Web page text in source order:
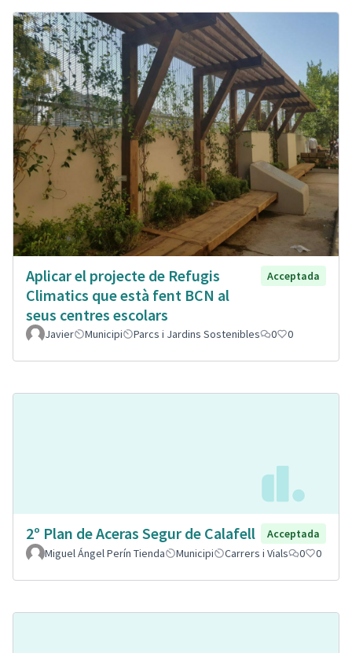
Aplicar el projecte de Refugis
Climatics que està fent BCN al
seus centres escolars
Acceptada
Javier Municipi Parcs i Jardins Sostenibles 0 0
2º Plan de Aceras Segur de Calafell
Acceptada
Miguel Ángel Perín Tienda
Municipi Carrers i Vials 0 0